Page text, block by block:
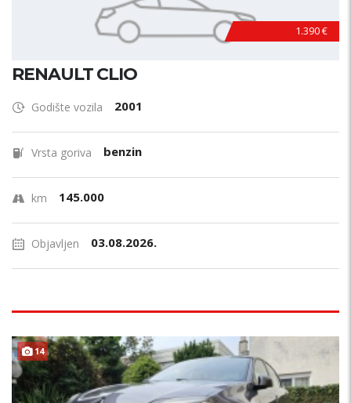
1.390 €
RENAULT CLIO
Godište vozila 2001
Vrsta goriva benzin
km 145.000
Objavljen 03.08.2026.
14